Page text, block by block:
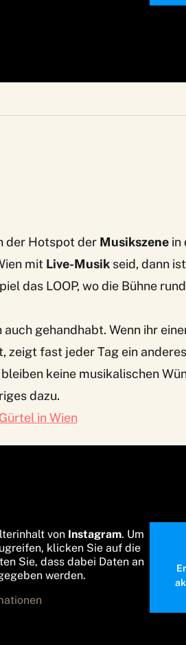
der Hotspot der Musikszene in
mit Live-Musik seid, dann ist
das LOOP, wo die Bühne
gehandhabt. Wenn ihr
zeigt fast jeder Tag ein
keine musikalischen
dazu.
in Wien
von Instagram. Um
klicken Sie auf die
Sie, dass dabei Daten an
werden.